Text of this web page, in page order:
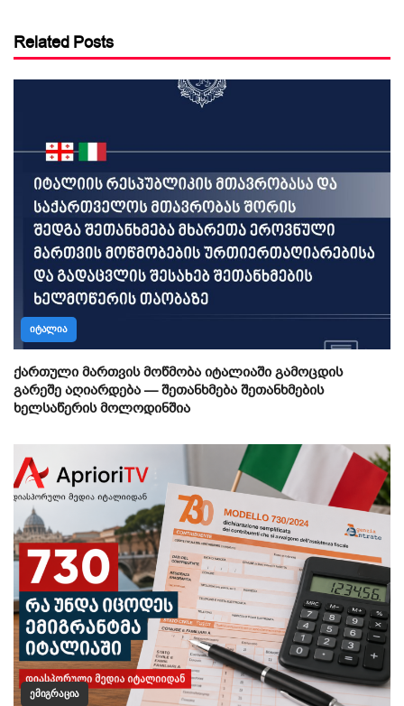
Related Posts
ᲘᲢᲐᲚᲘᲐ
ქართული მართვის მოწმობა იტალიაში გამოცდის
გარეშე აღიარდება — შეთანხმება შეთანხმების
ხელსაწერის მოლოდინშია
ᲔᲛᲘᲒᲠᲐᲪᲘᲐ